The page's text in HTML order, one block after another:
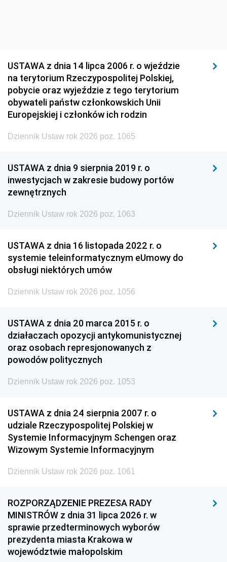
USTAWA z dnia 14 lipca 2006 r. o wjeździe
na terytorium Rzeczypospolitej Polskiej,
pobycie oraz wyjeździe z tego terytorium
obywateli państw członkowskich Unii
Europejskiej i członków ich rodzin
Dziennik Ustaw rok 2026 poz. 1065
USTAWA z dnia 9 sierpnia 2019 r. o
inwestycjach w zakresie budowy portów
zewnętrznych
Dziennik Ustaw rok 2026 poz. 1063
USTAWA z dnia 16 listopada 2022 r. o
systemie teleinformatycznym eUmowy do
obsługi niektórych umów
Dziennik Ustaw rok 2026 poz. 1056
USTAWA z dnia 20 marca 2015 r. o
działaczach opozycji antykomunistycznej
oraz osobach represjonowanych z
powodów politycznych
Dziennik Ustaw rok 2026 poz. 1053
USTAWA z dnia 24 sierpnia 2007 r. o
udziale Rzeczypospolitej Polskiej w
Systemie Informacyjnym Schengen oraz
Wizowym Systemie Informacyjnym
Dziennik Ustaw rok 2026 poz. 1061
ROZPORZĄDZENIE PREZESA RADY
MINISTRÓW z dnia 31 lipca 2026 r. w
sprawie przedterminowych wyborów
prezydenta miasta Krakowa w
województwie małopolskim